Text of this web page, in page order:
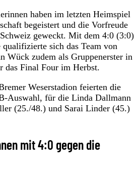
haben im letzten Heimspiel
begeistert und die Vorfreude
geweckt. Mit dem 4:0 (3:0)
qualifizierte sich das Team von
Wück zudem als Gruppenerster in
das Final Four im Herbst.
Weserstadion feierten die
Auswahl, für die Linda Dallmann
(25./48.) und Sarai Linder (45.)
mit 4:0 gegen die